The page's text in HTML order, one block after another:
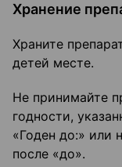
Хранение
Храните
детей месте.
Не принимайте
годности,
«Годен до:» или
после «до».